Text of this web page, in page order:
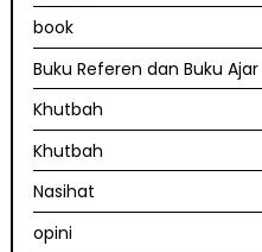
book
Buku Referen dan Buku Ajar
Khutbah
Khutbah
Nasihat
opini